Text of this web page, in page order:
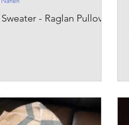
- Raglan Pullover